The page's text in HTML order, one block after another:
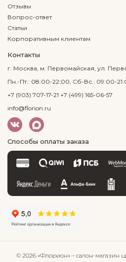
Отзывы
Вопрос-ответ
Статьи
Корпоративным клиентам
Контакты
г. Москва, м. Первомайская, ул.
Пн.-Пт.: 08:00-22:00, Сб-Вс.: 09:00-
+7 (903) 707-17-21 +7 (499) 165-06-57
info@florion.ru
Способы оплаты заказа
© 2026 «Флорион» – салон-магазин